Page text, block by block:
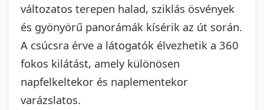
változatos terepen halad, sziklás ösvények
és gyönyörű panorámák kísérik az út során.
A csúcsra érve a látogatók élvezhetik a 360
fokos kilátást, amely különösen
napfelkeltekor és naplementekor
varázslatos.